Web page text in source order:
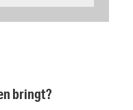
bringt?